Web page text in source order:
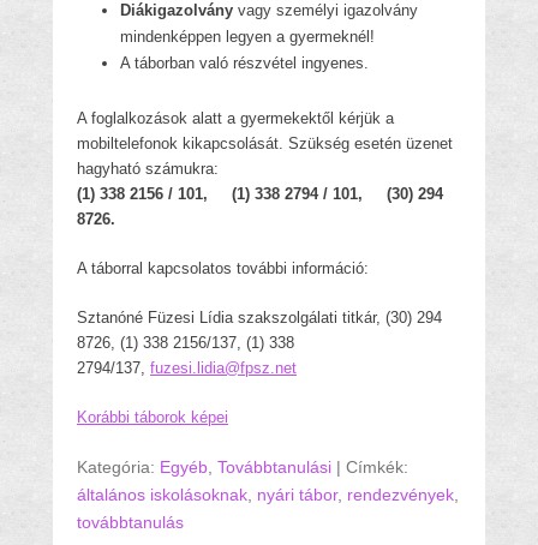
Diákigazolvány vagy személyi igazolvány
mindenképpen legyen a gyermeknél!
A táborban való részvétel ingyenes.
A foglalkozások alatt a gyermekektől kérjük a
mobiltelefonok kikapcsolását. Szükség esetén üzenet
hagyható számukra:
(1) 338 2156 / 101, (1) 338 2794 / 101, (30) 294
8726.
A táborral kapcsolatos további információ:
Sztanóné Füzesi Lídia szakszolgálati titkár, (30) 294
8726, (1) 338 2156/137, (1) 338
2794/137, fuzesi.lidia@fpsz.net
Korábbi táborok képei
Kategória: Egyéb Továbbtanulási | Címkék:
általános iskolásoknak nyári tábor, rendezvények
továbbtanulás